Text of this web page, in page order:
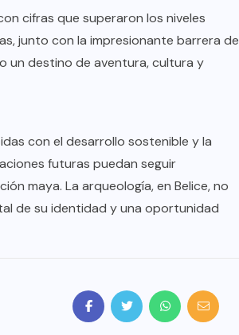
cifras que superaron los niveles
junto con la impresionante barrera de
un destino de aventura, cultura y
con el desarrollo sostenible y la
futuras puedan seguir
maya. La arqueología, en Belice, no
de su identidad y una oportunidad